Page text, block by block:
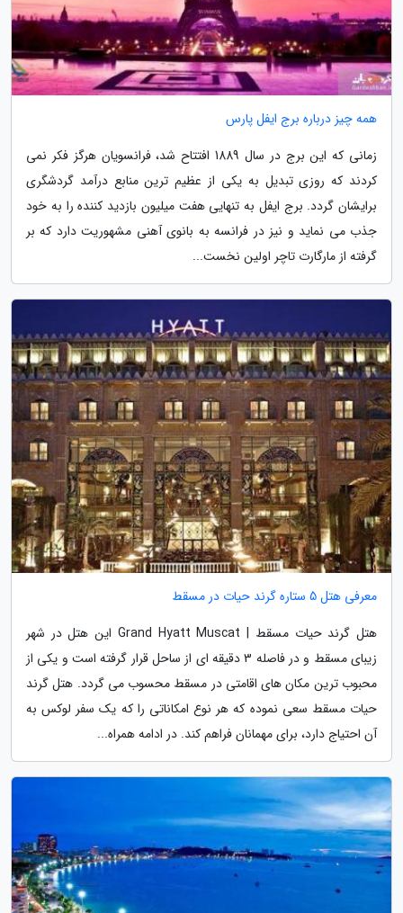
همه چیز درباره برج ایفل پارس
زمانی که این برج در سال 1889 افتتاح شد، فرانسویان هرگز فکر نمی
کردند که روزی تبدیل به یکی از عظیم ترین منابع درآمد گردشگری
برایشان گردد. برج ایفل به تنهایی هفت میلیون بازدید کننده را به خود
جذب می نماید و نیز در فرانسه به بانوی آهنی مشهوریت دارد که بر
گرفته از مارگارت تاچر اولین نخست...
معرفی هتل 5 ستاره گرند حیات در مسقط
هتل گرند حیات مسقط | Grand Hyatt Muscat این هتل در شهر
زیبای مسقط و در فاصله 3 دقیقه ای از ساحل قرار گرفته است و یکی از
محبوب ترین مکان های اقامتی در مسقط محسوب می گردد. هتل گرند
حیات مسقط سعی نموده که هر نوع امکاناتی را که یک سفر لوکس به
آن احتیاج دارد، برای مهمانان فراهم کند. در ادامه همراه...